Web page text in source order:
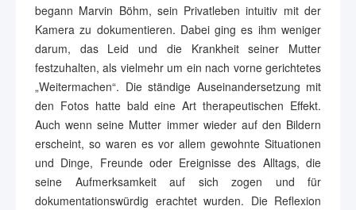
begann Marvin Böhm, sein Privatleben intuitiv mit der
Kamera zu dokumentieren. Dabei ging es ihm weniger
darum, das Leid und die Krankheit seiner Mutter
festzuhalten, als vielmehr um ein nach vorne gerichtetes
„Weitermachen“. Die ständige Auseinandersetzung mit
den Fotos hatte bald eine Art therapeutischen Effekt.
Auch wenn seine Mutter immer wieder auf den Bildern
erscheint, so waren es vor allem gewohnte Situationen
und Dinge, Freunde oder Ereignisse des Alltags, die
seine Aufmerksamkeit auf sich zogen und für
dokumentationswürdig erachtet wurden. Die Reflexion